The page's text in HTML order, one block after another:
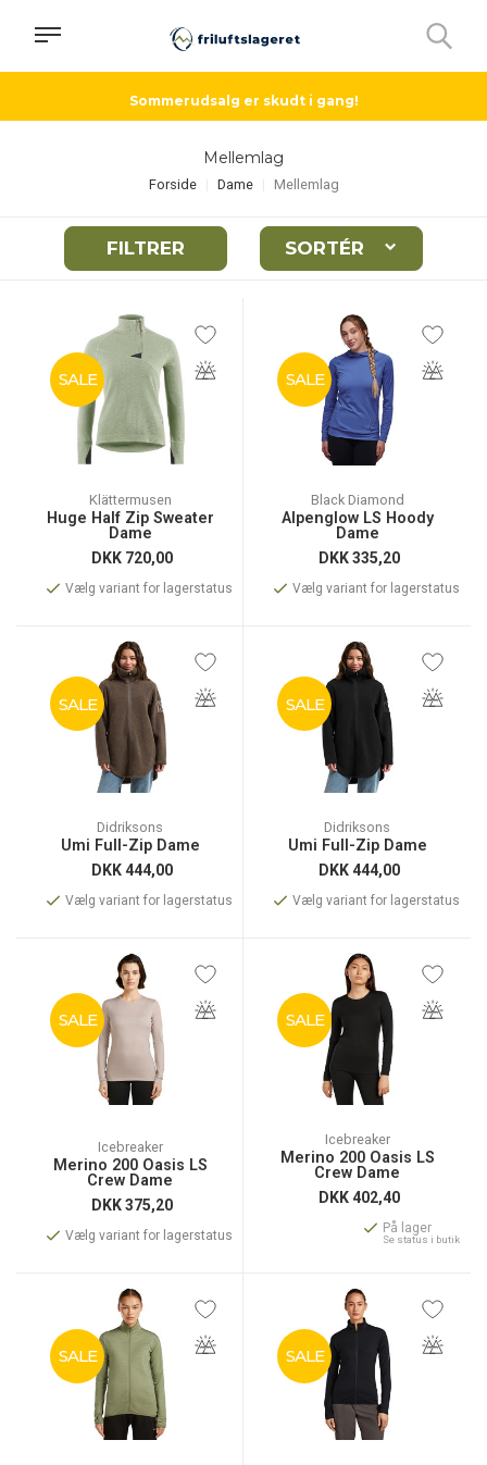
Sommerudsalg er skudt i gang!
Mellemlag
Forside Dame Mellemlag
FILTRER SORTÉR
SALE
Klättermusen
Huge Half Zip Sweater
Dame
DKK 720,00
Vælg variant for lagerstatus
SALE
Black Diamond
Alpenglow LS Hoody
Dame
DKK335,20
Vælg variant for lagerstatus
SALE
Didriksons
Umi Full-Zip Dame
DKK444,00
Vælg variant for lagerstatus
SALE
Didriksons
Umi Full-Zip Dame
DKK444,00
Vælg variant for lagerstatus
SALE
Icebreaker
Merino 200 Oasis LS
Crew Dame
DKK375,20
Vælg variant for lagerstatus
SALE
Icebreaker
Merino 200 Oasis LS
Crew Dame
DKK402,40
På lager
Se status i butik
SALE SALE